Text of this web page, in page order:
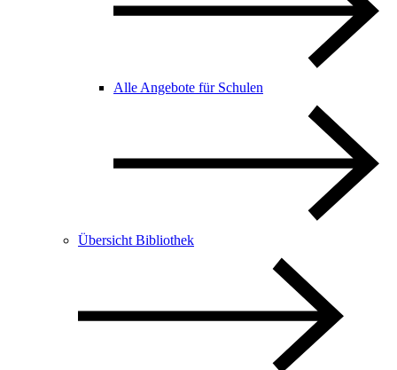
Alle Angebote für Schulen
Übersicht Bibliothek